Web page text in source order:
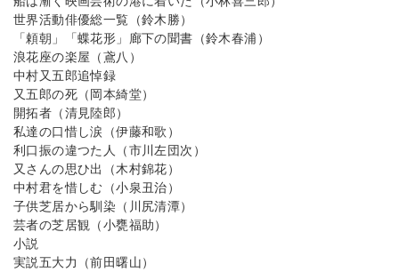
世界活動俳優総一覧（鈴木勝）
「頼朝」「蝶花形」廊下の聞書（鈴木春浦）
浪花座の楽屋（鳶八）
中村又五郎追悼録
又五郎の死（岡本綺堂）
開拓者（清見陸郎）
私達の口惜し涙（伊藤和歌）
利口振の違つた人（市川左団次）
又さんの思ひ出（木村錦花）
中村君を惜しむ（小泉丑治）
子供芝居から馴染（川尻清潭）
芸者の芝居観（小甕福助）
小説
実説五大力（前田曙山）